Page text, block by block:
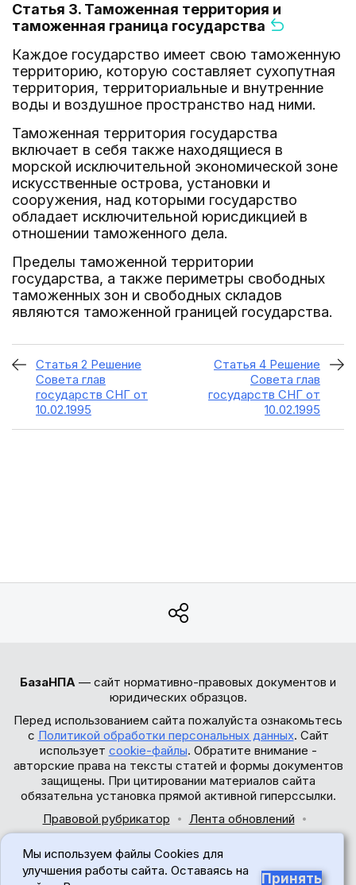
Статья 3. Таможенная территория и
таможенная граница государства
Каждое государство имеет свою таможенную
территорию, которую составляет сухопутная
территория, территориальные и внутренние
воды и воздушное пространство над ними.
Таможенная территория государства
включает в себя также находящиеся в
морской исключительной экономической зоне
искусственные острова, установки и
сооружения, над которыми государство
обладает исключительной юрисдикцией в
отношении таможенного дела.
Пределы таможенной территории
государства, а также периметры свободных
таможенных зон и свободных складов
являются таможенной границей государства.
Статья 2 Решение
Совета глав
государств СНГ от
10.02.1995
Статья 4 Решение
Совета глав
государств СНГ от
10.02.1995
БазаНПА — сайт нормативно-правовых документов и
юридических образцов.
Перед использованием сайта пожалуйста ознакомьтесь
с Политикой обработки персональных данных. Сайт
использует cookie-файлы. Обратите внимание -
авторские права на тексты статей и формы документов
защищены. При цитировании материалов сайта
обязательна установка прямой активной гиперссылки.
Правовой рубрикатор
Лента обновлений
© 2017-2026
Мы используем файлы Cookies для
улучшения работы сайта. Оставаясь на
Принять